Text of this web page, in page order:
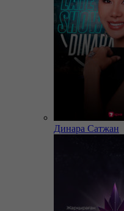
Динара Сатжан